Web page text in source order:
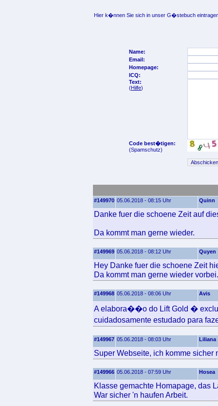
Hier k�nnen Sie sich in unser G�stebuch
Name:
Email:
Homepage:
ICQ:
Text:
(Hilfe)
Code best�tigen:
(Spamschutz)
#149970 05.06.2018 - 08:15 Uhr Quinn
Danke fuer die schoene Zeit auf
Da kommt man gerne wieder.
#149969 05.06.2018 - 08:12 Uhr Quyen
Hey Danke fuer die schoene Zeit
Da kommt man gerne wieder vorbei.
#149968 05.06.2018 - 08:06 Uhr Avis
A elabora��o do Lift Gold �
cuidadosamente estudado para
#149967 05.06.2018 - 08:03 Uhr Liliana
Super Webseite, ich komme sicher
#149966 05.06.2018 - 07:59 Uhr Hosea
Klasse gemachte Homapage, das
War sicher 'n haufen Arbeit.